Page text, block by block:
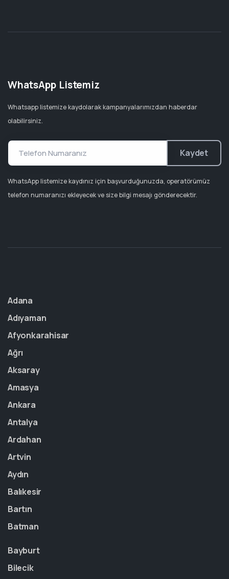
WhatsApp Listemiz
Whatsapp listemize kaydolarak kampanyalarımızdan haberdar
olabilirsiniz.
Kaydet
WhatsApp listemize kaydınız için başvurduğunuzda, operatörümüz
telefon numaranızı ekleyecek ve size bilgi mesajı gönderecektir.
Adana
Adıyaman
Afyonkarahisar
Ağrı
Aksaray
Amasya
Ankara
Antalya
Ardahan
Artvin
Aydın
Balıkesir
Bartın
Batman
Bayburt
Bilecik